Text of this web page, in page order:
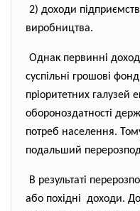
2) доходи
виробництва.
Однак первинні
суспільні грошові
пріоритетних галузей
обороноздатності
потреб населення.
подальший
В результаті
або похідні доходи.